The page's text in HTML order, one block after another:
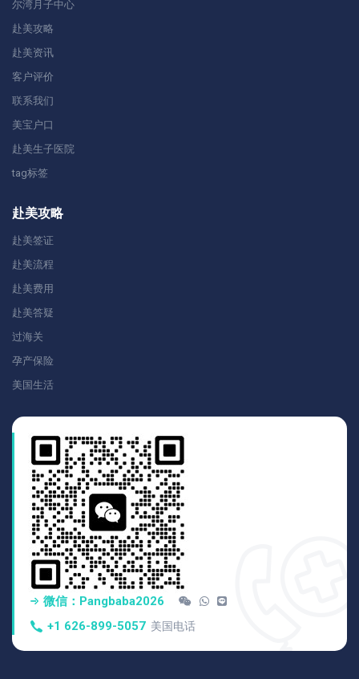
尔湾月子中心
赴美攻略
赴美资讯
客户评价
联系我们
美宝户口
赴美生子医院
tag标签
赴美攻略
赴美签证
赴美流程
赴美费用
赴美答疑
过海关
孕产保险
美国生活
微信：pangbaba2026
+1 626-899-5057 美国电话